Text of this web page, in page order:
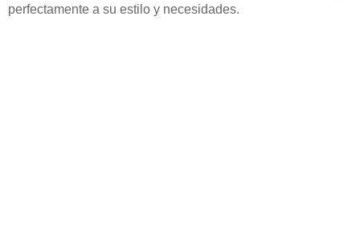
perfectamente a su estilo y necesidades.